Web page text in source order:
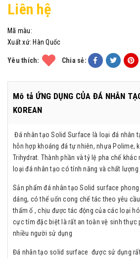
Liên hệ
Mã màu:
Xuất xứ: Hàn Quốc
Yêu thích: Chia sẻ:
Mô tả ỨNG DỤNG CỦA ĐÁ NHÂN
KOREAN
Đá nhân tạo Solid Surface là loại đá nhân
hỗn hợp khoáng đá tự nhiên, nhựa Polime,
Trihydrat. Thành phần và tỷ lệ pha chế
loại đá nhân tạo có tính năng và chất lượng
Sản phẩm đá nhân tạo Solid surface
dáng, có thể uốn cong chế tác theo yêu
thấm ố , chịu được tác động của các loại
cực tím đặc biệt là rất an toàn vệ sinh thực
nhiều người sử dụng
Đá nhân tạo solid surface được sử dụng